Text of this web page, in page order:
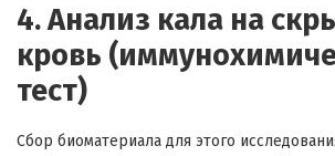
4. Анализ кала на
кровь
тест)
Сбор биоматериала для этого